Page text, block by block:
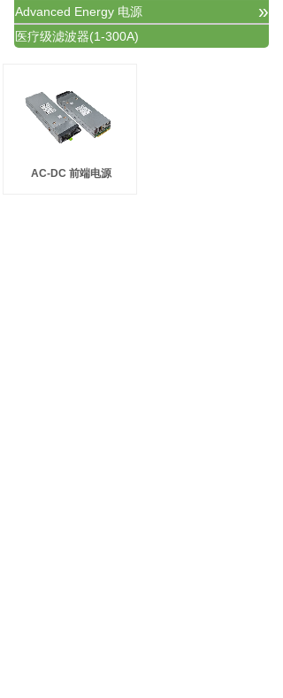
Advanced Energy 电源 »
医疗级滤波器(1-300A)
AC-DC 前端电源